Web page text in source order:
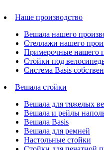
Наше производство
Вешала нашего
Стеллажи нашего
Примерочные нашего
Стойки под
Система Basis
Вешала стойки
Вешала для тяжелых
Вешала и рейлы
Вешала Basis
Вешала для ремней
Настольные стойки